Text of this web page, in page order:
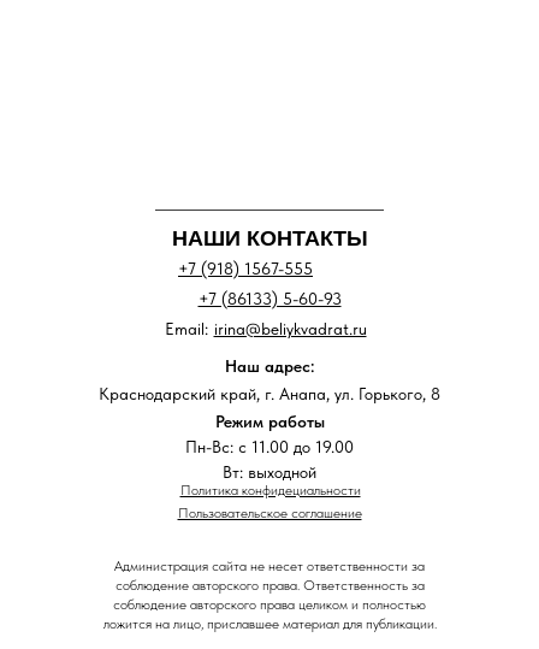
Политика конфидециальности
Пользовательское соглашение
НАШИ КОНТАКТЫ
+7 (918) 1567-555
+7 (86133) 5-60-93
Наш адрес:
Краснодарский край, г. Анапа, ул. Горького, 8
Администрация сайта не несет ответственности за
соблюдение авторского права. Ответственность за
соблюдение авторского права целиком и полностью
ложится на лицо, приславшее материал для публикации.
Режим работы
Пн-Вс: с 11.00 до 19.00
Вт: выходной
irina@beliykvadrat.ru
Email: